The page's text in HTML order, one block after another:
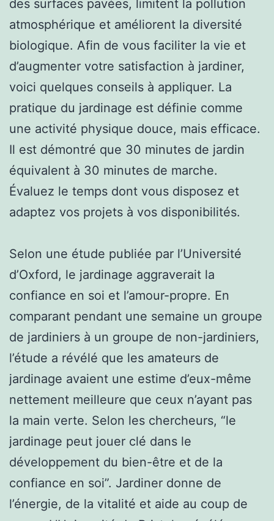
des surfaces pavées, limitent la pollution
atmosphérique et améliorent la diversité
biologique. Afin de vous faciliter la vie et
d’augmenter votre satisfaction à jardiner,
voici quelques conseils à appliquer. La
pratique du jardinage est définie comme
une activité physique douce, mais efficace.
Il est démontré que 30 minutes de jardin
équivalent à 30 minutes de marche.
Évaluez le temps dont vous disposez et
adaptez vos projets à vos disponibilités.
Selon une étude publiée par l’Université
d’Oxford, le jardinage aggraverait la
confiance en soi et l’amour-propre. En
comparant pendant une semaine un groupe
de jardiniers à un groupe de non-jardiniers,
l’étude a révélé que les amateurs de
jardinage avaient une estime d’eux-même
nettement meilleure que ceux n’ayant pas
la main verte. Selon les chercheurs, “le
jardinage peut jouer clé dans le
développement du bien-être et de la
confiance en soi”. Jardiner donne de
l’énergie, de la vitalité et aide au coup de